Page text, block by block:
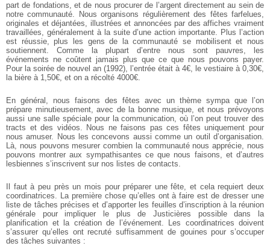
part de fondations, et de nous procurer de l’argent directement au sein de
notre communauté. Nous organisons régulièrement des fêtes farfelues,
originales et déjantées, illustrées et annoncées par des affiches vraiment
travaillées, généralement à la suite d’une action importante. Plus l’action
est réussie, plus les gens de la communauté se mobilisent et nous
soutiennent. Comme la plupart d’entre nous sont pauvres, les
événements ne coûtent jamais plus que ce que nous pouvons payer.
Pour la soirée de nouvel an (1992), l’entrée était à 4€, le vestiaire à 0,30€,
la bière à 1,50€, et on a récolté 4000€.
En général, nous faisons des fêtes avec un thème sympa que l’on
prépare minutieusement, avec de la bonne musique, et nous prévoyons
aussi une salle spéciale pour la communication, où l’on peut trouver des
tracts et des vidéos. Nous ne faisons pas ces fêtes uniquement pour
nous amuser. Nous les concevons aussi comme un outil d’organisation.
Là, nous pouvons mesurer combien la communauté nous apprécie, nous
pouvons montrer aux sympathisantes ce que nous faisons, et d’autres
lesbiennes s’inscrivent sur nos listes de contacts.
Il faut à peu près un mois pour préparer une fête, et cela requiert deux
coordinatrices. La première chose qu’elles ont à faire est de dresser une
liste de tâches précises et d’apporter les feuilles d’inscription à la réunion
générale pour impliquer le plus de Justicières possible dans la
planification et la création de l’événement. Les coordinatrices doivent
s’assurer qu’elles ont recruté suffisamment de gouines pour s’occuper
des tâches suivantes :